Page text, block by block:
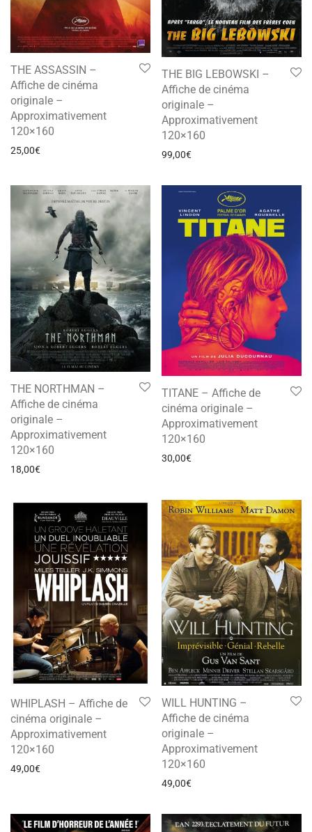
THE ASSASSIN –
Affiche de cinéma
originale –
Approximativement
120×160
25,00€
THE BIG LEBOWSKI –
Affiche de cinéma
originale –
Approximativement
120×160
99,00€
THE NORTHMAN –
Affiche de cinéma
originale –
Approximativement
120×160
18,00€
TITANE – Affiche de
cinéma originale –
Approximativement
120×160
30,00€
WHIPLASH – Affiche de
cinéma originale –
Approximativement
120×160
49,00€
WILL HUNTING –
Affiche de cinéma
originale –
Approximativement
120×160
49,00€